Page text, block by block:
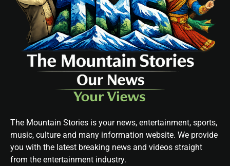
The Mountain Stories is your news, entertainment, sports,
music, culture and many information website. We provide
you with the latest breaking news and videos straight
from the entertainment industry.